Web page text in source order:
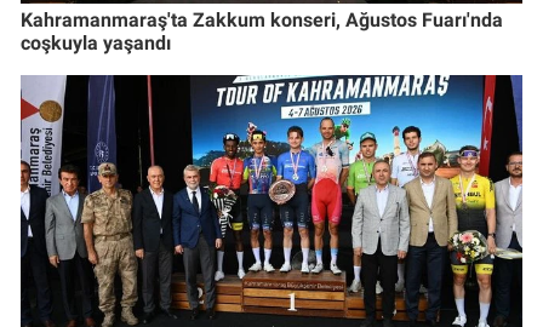
Kahramanmaraş'ta Zakkum konseri, Ağustos Fuarı'nda
coşkuyla yaşandı